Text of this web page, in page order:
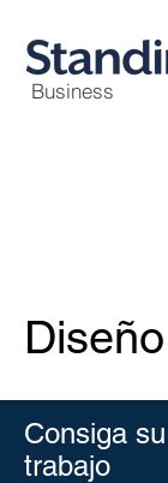
Business
Diseño
Consiga
trabajo